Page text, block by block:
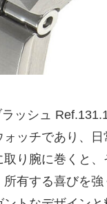
ッシュ
ッチであり、
り腕に巻くと
有する喜びを